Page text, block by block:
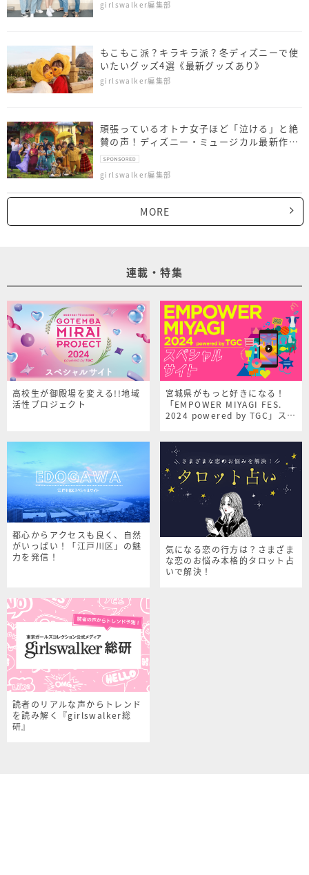
girlswalker編集部
もこもこ派？キラキラ派？冬ディズニーで使
いたいグッズ4選《最新グッズあり》
girlswalker編集部
頑張っているオトナ女子ほど「泣ける」と絶
賛の声！ディズニー・ミュージカル最新作
『ミラベルと魔法だらけの家』最速レビュー
girlswalker編集部
MORE
連載・特集
高校生が御殿場を変える!!地域
活性プロジェクト
宮城県がもっと好きになる！
「EMPOWER MIYAGI FES.
2024 powered by TGC」スペ
都心からアクセスも良く、自然
がいっぱい！「江戸川区」の魅
力を発信！
気になる恋の行方は？さまざま
な恋のお悩み本格的タロット占
いで解決！
読者のリアルな声からトレンド
を読み解く『girlswalker総
研』